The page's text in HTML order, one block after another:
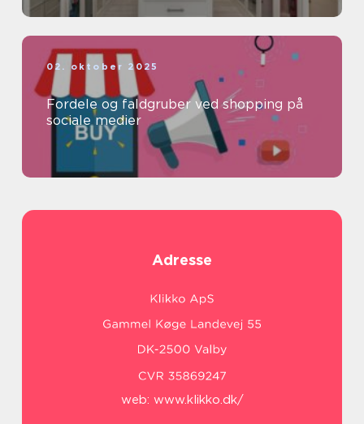
02. oktober 2025
Fordele og faldgruber ved shopping på
sociale medier
Adresse
web: www.klikko.dk/